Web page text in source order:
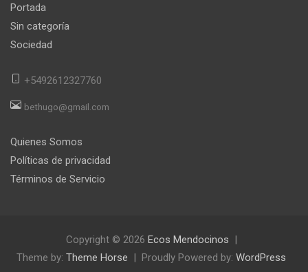
Portada
Sin categoría
Sociedad
+5492612327760
bethugo@gmail.com
Quienes Somos
Políticas de privacidad
Términos de Servicio
Copyright © 2026 Ecos Mendocinos
Theme by: Theme Horse Proudly Powered by: WordPress